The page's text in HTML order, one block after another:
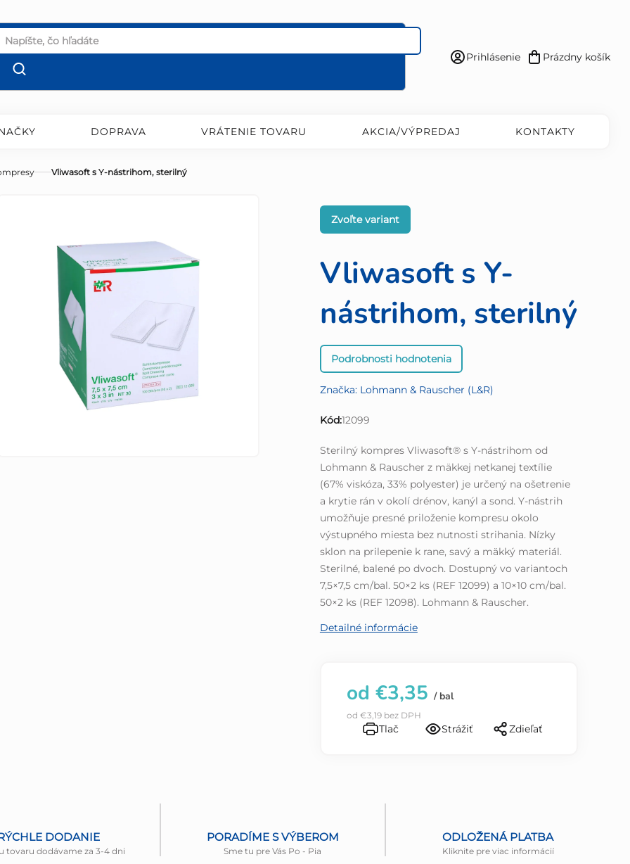
Prihlásenie
Nákupný
Prázdny košík
DOPRAVA VRÁTENIE TOVARU AKCIA/VÝPREDAJ KONTAKTY
Vliwasoft s Y-nástrihom, sterilný
Vliwasoft s Y-
nástrihom, sterilný
Priemerné
hodnotenie
je
0,0
5
hviezdičiek.
Podrobnosti hodnotenia
Značka: Lohmann & Rauscher (L&R)
Kód:12099
Zvoľte variant
Sterilný kompres Vliwasoft® s Y-nástrihom od
Lohmann & Rauscher z mäkkej netkanej textílie
(67% viskóza, 33% polyester) je určený na ošetrenie
a krytie rán v okolí drénov, kanýl a sond. Y-nástrih
umožňuje presné priloženie kompresu okolo
výstupného miesta bez nutnosti strihania. Nízky
sklon na prilepenie k rane, savý a mäkký materiál.
Sterilné, balené po dvoch. Dostupný vo variantoch
7,5×7,5 cm/bal. 50×2 ks (REF 12099) a 10×10 cm/bal.
50×2 ks (REF 12098). Lohmann & Rauscher.
Detailné informácie
od €3,35 / bal
od €3,19bez DPH
Tlač Strážiť Zdieľať
DODANIE
tovaru dodávame za 3-4 dni
PORADÍME S VÝBEROM
Sme tu pre Vás Po - Pia
ODLOŽENÁ PLATBA
Kliknite pre viac informácií